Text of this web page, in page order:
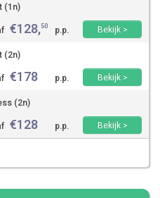
(1n)
€128,50 p.p.
Bekijk >
(2n)
€178 p.p.
Bekijk >
(2n)
€128 p.p. Bekijk >